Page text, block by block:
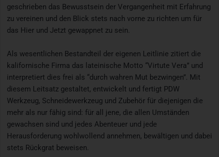
geschrieben das Bewusstsein der Vergangenheit mit Erfahrung
zu vereinen und den Blick stets nach vorne zu richten um für
das Hier und Jetzt gewappnet zu sein.
Als wesentlichen Bestandteil der eigenen Leitlinie zitiert die
kalifornische Firma das lateinische Motto “Virtute Vera” und
interpretiert dies frei als “durch wahren Mut bezwingen”. Mit
diesem Leitsatz gestaltet, entwickelt und fertigt PDW
Werkzeug, Schneidewerkzeug und Zubehör für diejenigen die
mehr als nur fähig sind: für all jene, die allen Umständen
gewachsen sind und jedes Abenteuer und jede
Herausforderung wohlwollend annehmen, bewältigen und dabei
stets Rückgrat beweisen.